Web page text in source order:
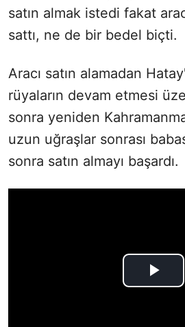
satın almak istedi fakat
sattı, ne de bir bedel biçti.
Aracı satın alamadan
rüyaların devam etmesi
sonra yeniden
uzun uğraşlar sonrası
sonra satın almayı başardı.